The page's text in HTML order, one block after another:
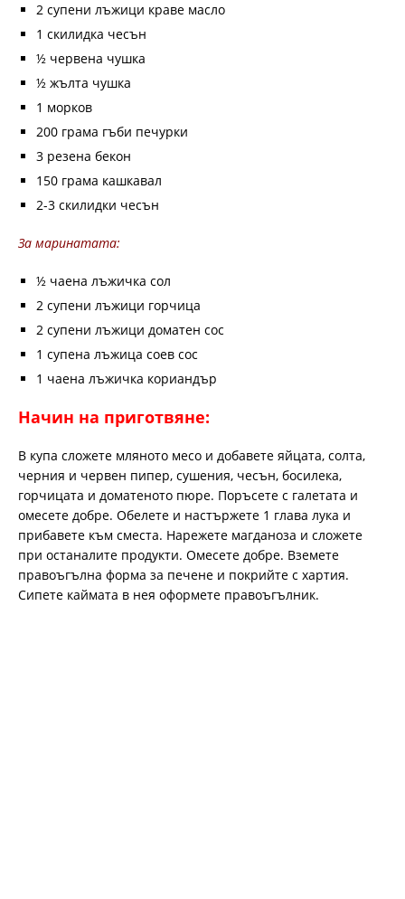
2 супени лъжици краве масло
1 скилидка чесън
½ червена чушка
½ жълта чушка
1 морков
200 грама гъби печурки
3 резена бекон
150 грама кашкавал
2-3 скилидки чесън
За маринатата:
½ чаена лъжичка сол
2 супени лъжици горчица
2 супени лъжици доматен сос
1 супена лъжица соев сос
1 чаена лъжичка кориандър
Начин на приготвяне:
В купа сложете мляното месо и добавете яйцата, солта,
черния и червен пипер, сушения, чесън, босилека,
горчицата и доматеното пюре. Поръсете с галетата и
омесете добре. Обелете и настържете 1 глава лука и
прибавете към сместа. Нарежете магданоза и сложете
при останалите продукти. Омесете добре. Вземете
правоъгълна форма за печене и покрийте с хартия.
Сипете каймата в нея оформете правоъгълник.